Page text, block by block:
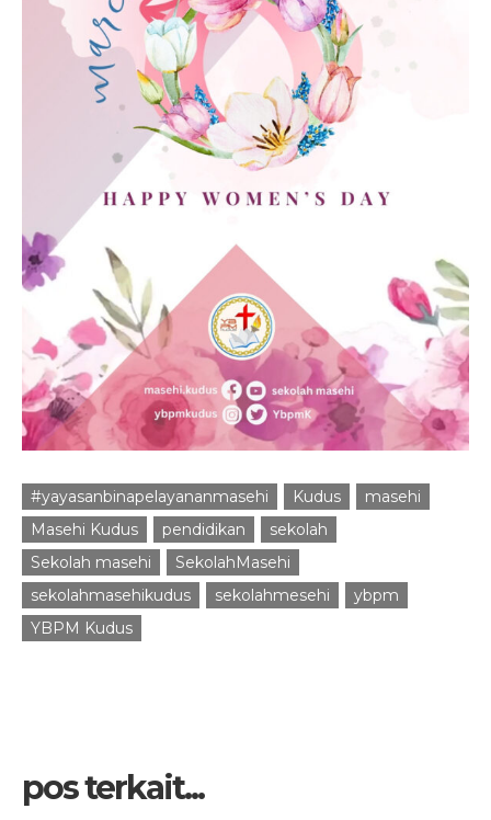
#yayasanbinapelayananmasehi Kudus
masehi
Masehi Kudus
pendidikan
sekolah
Sekolah masehi
SekolahMasehi
sekolahmasehikudus
sekolahmesehi
ybpm
YBPM Kudus
pos terkait...